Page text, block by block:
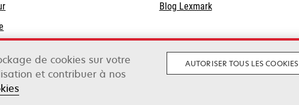
nouvel
Blog Lexmark
de cookies sur votre
et contribuer à nos
AUTORISER TOUS LES COOKIES